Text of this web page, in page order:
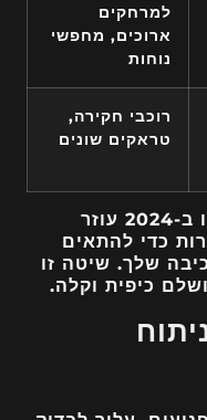
למרחקים
ארוכים, מחפשי
נוחות
רוכבי חקירה,
טראקים שונים
לדעת על סוגי האופנועים הללו ב-2024 עוזר
כדי להתאים
שלך. שיטה זו
כיפית וקלה.